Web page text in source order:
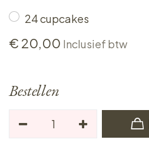
24 cupcakes
€ 20,00 Inclusief btw
Bestellen